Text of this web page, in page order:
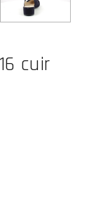
cuir